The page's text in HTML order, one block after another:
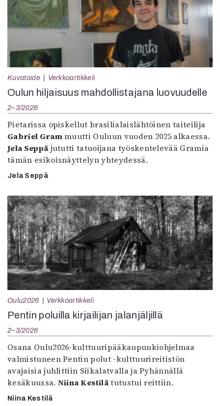
Kuvataide Verkkoartikkeli
Oulun hiljaisuus mahdollistajana luovuudelle
2–3/2026
Pietarissa opiskellut brasilialaislähtöinen taiteilija
Gabriel Grammuutti Ouluun vuoden 2025 alkaessa.
Jela Seppä jututti tatuoijana työskentelevää Gramia
tämän esikoisnäyttelyn yhteydessä.
Jela Seppä
Oulu2026 Verkkoartikkeli
Pentin poluilla kirjailijan jalanjäljillä
2–3/2026
Osana Oulu2026-kulttuuripääkaupunkiohjelmaa
valmistuneen Pentin polut -kulttuurireitistön
avajaisia juhlittiin Siikalatvalla ja Pyhännällä
kesäkuussa. Niina Kestilätutustui reittiin.
Niina Kestilä